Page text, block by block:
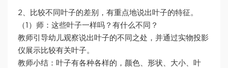
2、比较不同叶子的差别，有重点地说出叶子的特征。
（1）师：这些叶子一样吗？有什么不同？
教师引导幼儿观察说出叶子的不同之处，并通过实物投影
仪展示比较有关叶子。
教师小结：叶子有各种各样的，颜色、形状、大小、叶